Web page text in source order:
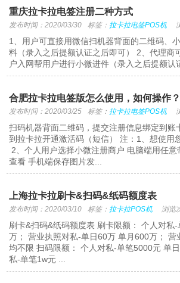
重庆拉卡拉电签注册二种方式
发布时间：2020/03/30 标签： 拉卡拉电签POS机
1、用户可直接用微信扫机器背面的二维码、
料（录入之后提额认证之后即可） 2、代理商
户入网帮用户进行小微进件（录入之后提额认
合肥拉卡拉电签版怎么使用，如何操作？
发布时间：2020/03/25 标签： 拉卡拉电签POS机
扫码机器背面二维码，提交注册信息绑定到账
到拉卡拉开通激活码（短信） 注：1、想使用
2、个人用户选择小微注册商户 电脑端用任意
查看 手机端保存图片发...
上海拉卡拉刷卡&扫码&纸码额度表
发布时间：2020/03/10 标签： 拉卡拉POS机 浏览
刷卡&扫码&纸码额度表 刷卡限额： 个人对私
万； 营业执照对私-单日60万 单月600万； 营
均不限 扫码限额： 个人对私-单笔5000元 单
私-单笔1w元 ...